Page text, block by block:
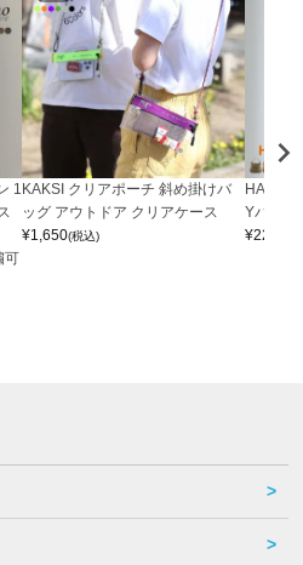
1
可
KAKSI クリアポーチ 斜め掛けバ
ッグ アウトドア クリアケース
¥1,650(税込)
Yバッグ
¥22,000